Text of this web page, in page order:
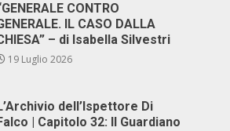
CONTRO
IL CASO DALLA
– di Isabella Silvestri
19 Luglio 2026
dell’Ispettore Di
| Capitolo 32: Il Guardiano